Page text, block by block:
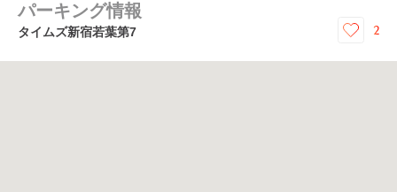
パーキング情報
タイムズ新宿若葉第7 2